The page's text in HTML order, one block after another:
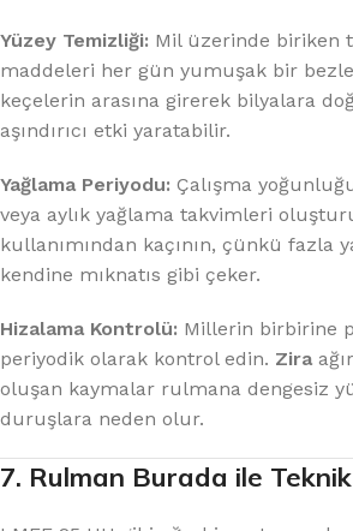
Yüzey Temizliği: Mil üzerinde biriken
maddeleri her gün yumuşak bir
keçelerin arasına girerek bilyalara
aşındırıcı etki yaratabilir.
Yağlama Periyodu: Çalışma
veya aylık yağlama takvimleri
kullanımından kaçının, çünkü fazla
kendine mıknatıs gibi çeker.
Hizalama Kontrolü: Millerin birbirine
periyodik olarak kontrol edin. Zira
oluşan kaymalar rulmana dengesiz
duruşlara neden olur.
7. Rulman Burada ile